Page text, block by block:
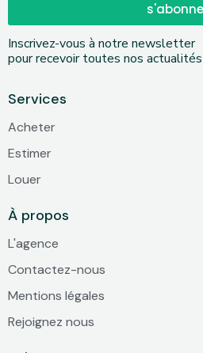
Inscrivez-vous à notre newsletter
pour recevoir toutes nos actualités
Services
Acheter
Estimer
Louer
À propos
L'agence
Contactez-nous
Mentions légales
Rejoignez nous